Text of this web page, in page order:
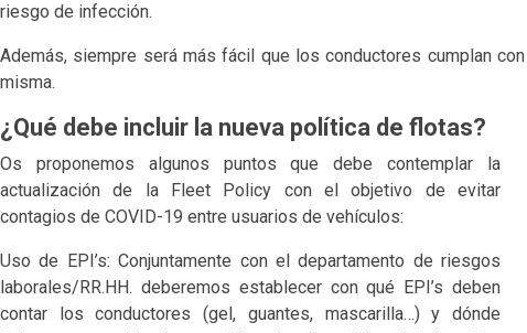
riesgo de infección.
Además, siempre será más fácil que los conductores cumplan
misma.
¿Qué debe incluir la nueva política de flotas?
Os proponemos algunos puntos que debe contemplar la
actualización de la Fleet Policy con el objetivo de evitar
contagios de COVID-19 entre usuarios de vehículos:
Uso de EPI’s: Conjuntamente con el departamento de riesgos
laborales/RR.HH. deberemos establecer con qué EPI’s deben
contar los conductores (gel, guantes, mascarilla…) y dónde